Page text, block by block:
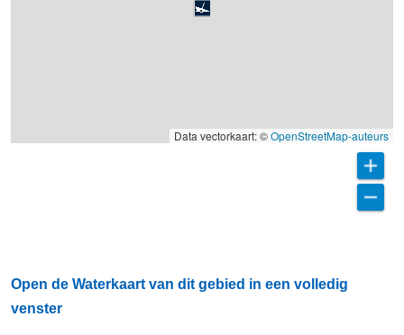
Data vectorkaart: ©OpenStreetMap-auteurs
Open de Waterkaart van dit gebied in een volledig
venster